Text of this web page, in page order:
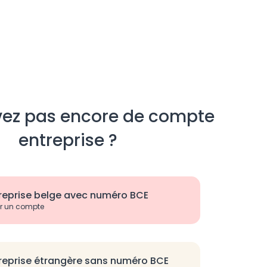
pas encore de compte
entreprise ?
belge avec numéro BCE
un compte
étrangère sans numéro BCE